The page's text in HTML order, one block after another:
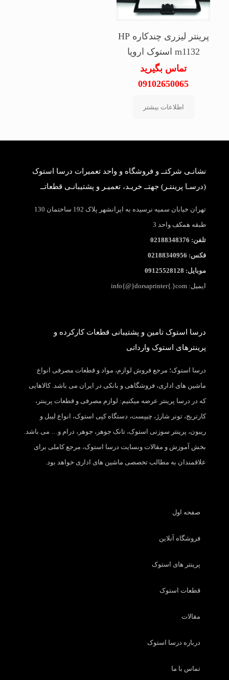
پرینتر لیزری چندکاره HP
m1132 استوک اروپا
تماس بگیرید
09102650065
اطلاعات بیشتر
نشانـی شرکتــ و فروشگاه و واحد تعمیرات درسا استوک
(درسـا پرینتـر) جهتــ خریـد، تعمیـر و پشتیبانـی قطعاتــ
تهران خیابان سمیه نرسیده به ایرانشهر پلاک 192 ساختمان 130
طبقه همکف واحد 3
تلفن: 02188348376
فکس: 02188340956
موبایل: 09125528128
ایمیل: info{@}dorsaprinter{.}com
درسا استوک تامین و پشتیبانی قطعات کارکرده و
پرینترهای استوک وارداتی
درسا استوک؛ مرجع فروش لوازم، مواد و قطعات مصرفی انواع
ماشین های اداری، فروشگاهی و بانکی در ایران می باشد. کالاهایی
که در درسا پرینتر عرضه میکنیم: لوازم مصرفی و قطعات پرینتر،
کارتریج، تونر شارژ، چیپست، دستگاه کپی استوک، انواع لیبل و
ریبون، پرینتر سوزنی استوک، تانک جوهر، جوهر، درام و… می باشد.
بخش آموزش و مقالات وبسایت درسا استوک، مرجع کاملی برای
علاقمندان به مطالب تخصصی ماشین های اداری خواهد بود.
صفحه اول
فروشگاه آنلاین
پرینتر های استوک
قطعات استوک
مقالات
درباره درسا استوک
تماس با ما